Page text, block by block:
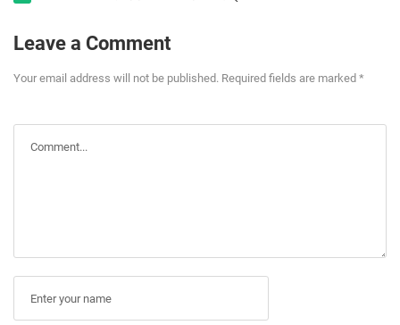
Leave a Comment
Your email address will not be published. Required fields are marked *